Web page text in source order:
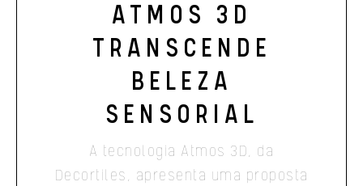
ATMOS 3D
TRANSCENDE
BELEZA
SENSORIAL
A tecnologia Atmos 3D, da
Decortiles, apresenta uma proposta